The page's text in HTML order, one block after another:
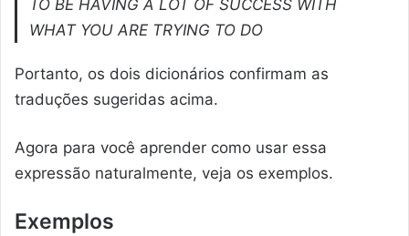
TO BE HAVING A LOT OF SUCCESS WITH
WHAT YOU ARE TRYING TO DO
Portanto, os dois dicionários confirmam as
traduções sugeridas acima.
Agora para você aprender como usar essa
expressão naturalmente, veja os exemplos.
Exemplos